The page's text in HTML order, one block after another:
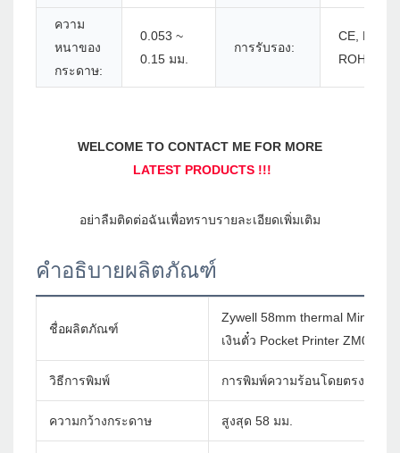
ความ
หนาของ
กระดาษ:
0.053 ~
0.15 มม.
การรับรอง:
CE, BIS,
ROHS,
คำอธิบายผลิตภัณฑ์
ชื่อผลิตภัณฑ์
Zywell 58mm thermal Mini
เงินตั๋ว Pocket Printer ZM03
วิธีการพิมพ์ การพิมพ์ความร้อนโดยตรง
ความกว้างกระดาษ สูงสุด 58 มม.